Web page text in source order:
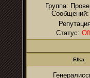
Группа:
Сообщений:
Статус:
Elka